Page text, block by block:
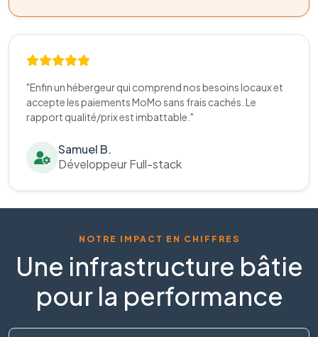
"Enfin un hébergeur qui comprend nos besoins locaux et
accepte les paiements MoMo sans frais cachés. Le
rapport qualité/prix est imbattable."
Samuel B.
Développeur Full-stack
NOTRE IMPACT EN CHIFFRES
Une infrastructure bâtie
pour la performance